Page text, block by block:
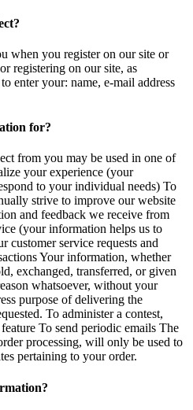
when you register on our site or
registering on our site, as
enter your: name, e-mail address
for?
from you may be used in one of
your experience (your
to your individual needs) To
strive to improve our website
and feedback we receive from
(your information helps us to
customer service requests and
Your information, whether
exchanged, transferred, or given
whatsoever, without your
purpose of delivering the
To administer a contest,
To send periodic emails The
processing, will only be used to
pertaining to your order.